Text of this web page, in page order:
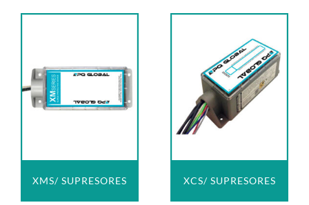
XMS/ SUPRESORES XCS/ SUPRESORES